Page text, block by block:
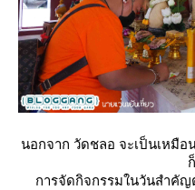
นอกจาก วัดชลอ จะเป็นเหมื
การจัดกิจกรรมในวันสำคั